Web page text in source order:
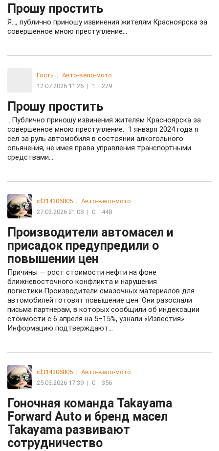
Прошу простить
Я…, публично приношу извинения жителям Красноярска за
совершенное мною преступление…
Гость | Авто-вело-мото
12.07.2026 11:26 | 1 229
Прошу простить
…Публично приношу извинения жителям Красноярска за
совершенное мною преступление. 1 января 2024 года я
сел за руль автомобиля в состоянии алкогольного
опьянения, не имея права управления транспортными
средствами…
id314306805 | Авто-вело-мото
27.03.2026 21:08 | 0 448
Производители автомасел и
присадок предупредили о
повышении цен
Причины — рост стоимости нефти на фоне
ближневосточного конфликта и нарушения
логистики.Производители смазочных материалов для
автомобилей готовят повышение цен. Они разослали
письма партнерам, в которых сообщили об индексации
стоимости с 6 апреля на 5–15%, узнали «Известия».
Информацию подтверждают...
id314306805 | Авто-вело-мото
25.03.2026 17:39 | 0 356
Гоночная команда Takayama
Forward Auto и бренд масел
Takayama развивают
сотрудничество